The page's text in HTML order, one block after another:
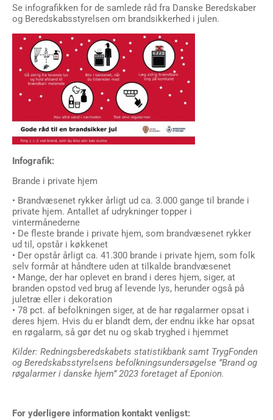
Se infografikken for de samlede råd fra Danske Beredskaber
og Beredskabsstyrelsen om brandsikkerhed i julen.
Infografik:
Brande i private hjem
• Brandvæsenet rykker årligt ud ca. 3.000 gange til brande i
private hjem. Antallet af udrykninger topper i
vintermånederne
• De fleste brande i private hjem, som brandvæsenet rykker
ud til, opstår i køkkenet
• Der opstår årligt ca. 41.300 brande i private hjem, som folk
selv formår at håndtere uden at tilkalde brandvæsenet
• Mange, der har oplevet en brand i deres hjem, siger, at
branden opstod ved brug af levende lys, herunder også på
juletræ eller i dekoration
• 78 pct. af befolkningen siger, at de har røgalarmer opsat i
deres hjem. Hvis du er blandt dem, der endnu ikke har opsat
en røgalarm, så gør det nu og skab tryghed i hjemmet
Kilder: Redningsberedskabets statistikbank samt TrygFonden
og Beredskabsstyrelsens befolkningsundersøgelse ”Brand og
røgalarmer i danske hjem” 2023 foretaget af Eponion.
For yderligere information kontakt venligst: